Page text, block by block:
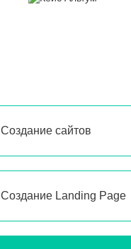
Создание сайтов
Создание Landing Page